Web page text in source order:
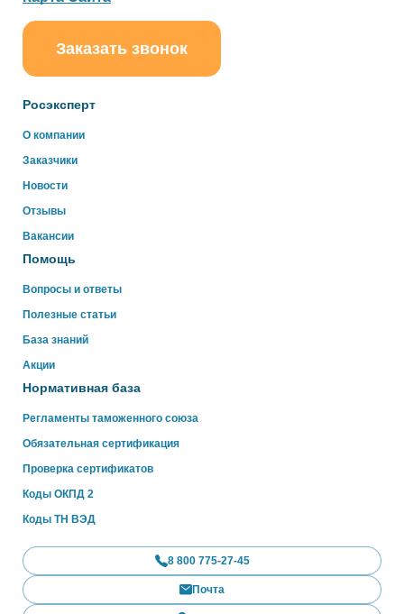
Росэксперт
О компании
Заказчики
Новости
Отзывы
Вакансии
Помощь
Вопросы и ответы
Полезные статьи
База знаний
Акции
Нормативная база
Регламенты таможенного союза
Обязательная сертификация
Проверка сертификатов
Коды ОКПД 2
Коды ТН ВЭД
Заказать звонок
8 800 775-27-45
Почта
online
Здравствуйте!
Свяжитесь с нами через WhatsApp нажав на кнопку